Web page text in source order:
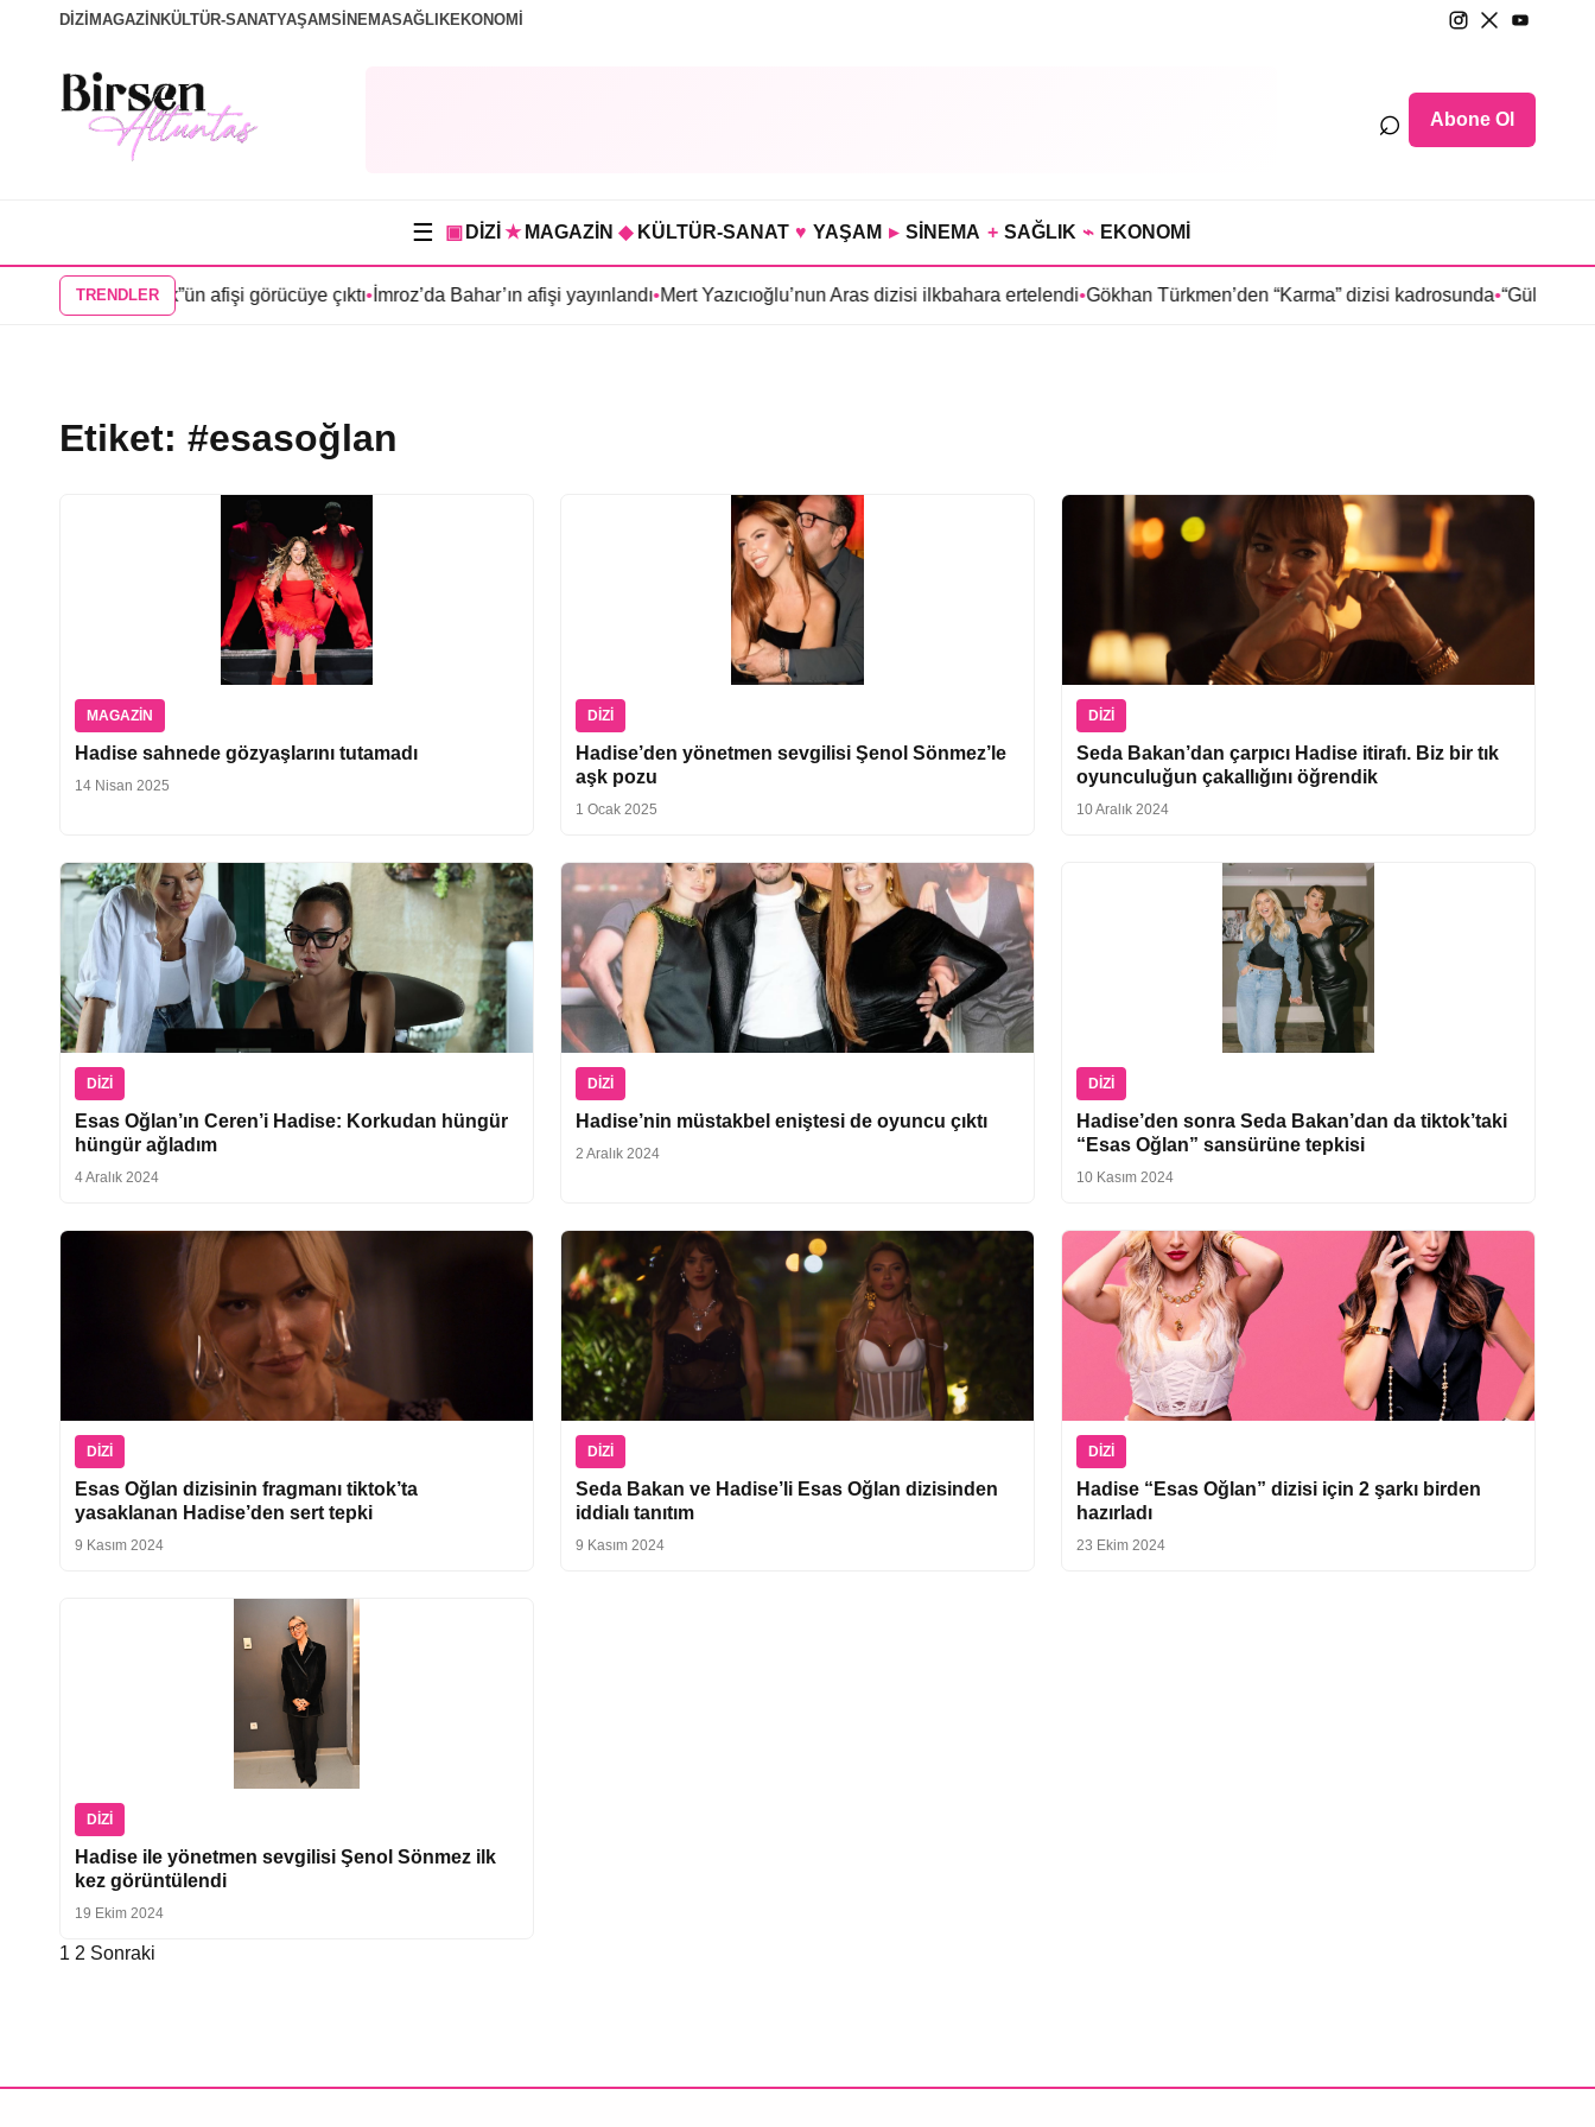
DİZİ MAGAZİN KÜLTÜR-SANATYAŞAMSİNEMASAĞLIKEKONOMİ
⌕ Abone Ol
☰ ▣ DİZİ ★ MAGAZİN ◆ KÜLTÜR-SANAT ♥ YAŞAM ▸ SİNEMA + SAĞLIK ⌁ EKONOMİ
TRENDLER
“Mercan Köşk”ün afişi görücüye çıktı •İmroz’da Bahar’ın afişi yayınlandı •Mert Yazıcıoğlu’nun Aras dizisi ilkbahara ertelendi •Gökhan Türkmen’den “Karma” dizisi kadrosunda•“Güldür Güldür
Etiket: #esasoğlan
MAGAZIN
Hadise sahnede gözyaşlarını tutamadı
14 Nisan 2025
DIZI
Hadise’den yönetmen sevgilisi Şenol Sönmez’le
aşk pozu
1 Ocak 2025
DIZI
Seda Bakan’dan çarpıcı Hadise itirafı. Biz bir tık
oyunculuğun çakallığını öğrendik
10 Aralık 2024
DIZI
Esas Oğlan’ın Ceren’i Hadise: Korkudan hüngür
hüngür ağladım
4 Aralık 2024
DIZI
Hadise’nin müstakbel eniştesi de oyuncu çıktı
2 Aralık 2024
DIZI
Hadise’den sonra Seda Bakan’dan da tiktok’taki
“Esas Oğlan” sansürüne tepkisi
10 Kasım 2024
DIZI
Esas Oğlan dizisinin fragmanı tiktok’ta
yasaklanan Hadise’den sert tepki
9 Kasım 2024
DIZI
Seda Bakan ve Hadise’li Esas Oğlan dizisinden
iddialı tanıtım
9 Kasım 2024
DIZI
Hadise “Esas Oğlan” dizisi için 2 şarkı birden
hazırladı
23 Ekim 2024
DIZI
Hadise ile yönetmen sevgilisi Şenol Sönmez ilk
kez görüntülendi
19 Ekim 2024
Yazı
1 2 Sonraki